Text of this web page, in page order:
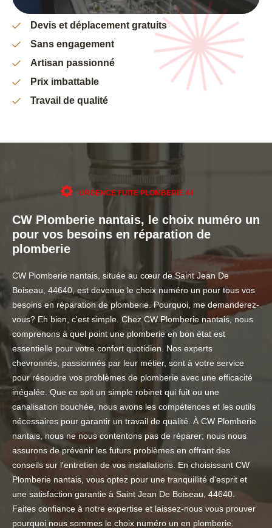
Devis et déplacement gratuits
Sans engagement
Artisan passionné
Prix imbattable
Travail de qualité
URGENCE FUITE PLOMBERIE 44
CW Plomberie nantais, le choix numéro un
pour vos besoins en réparation de
plomberie
CW Plomberie nantais, située au cœur de Saint Jean De
Boiseau, 44640, est devenue le choix numéro un pour tous vos
besoins en réparation de plomberie. Pourquoi, me demanderez-
vous? Eh bien, c'est simple. Chez CW Plomberie nantais, nous
comprenons à quel point une plomberie en bon état est
essentielle pour votre confort quotidien. Nos experts
chevronnés, passionnés par leur métier, sont à votre service
pour résoudre vos problèmes de plomberie avec une efficacité
inégalée. Que ce soit un simple robinet qui fuit ou une
canalisation bouchée, nous avons les compétences et les outils
nécessaires pour garantir un travail de qualité. À CW Plomberie
nantais, nous ne nous contentons pas de réparer; nous nous
assurons de prévenir les futurs problèmes en offrant des
conseils sur l'entretien de vos installations. En choisissant CW
Plomberie nantais, vous optez pour une tranquillité d'esprit et
une satisfaction garantie à Saint Jean De Boiseau, 44640.
Faites confiance à notre expertise et laissez-nous vous prouver
pourquoi nous sommes le choix numéro un en plomberie.